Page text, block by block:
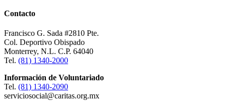
Contacto
Francisco G. Sada #2810 Pte.
Col. Deportivo Obispado
Monterrey, N.L. C.P. 64040
Tel. (81) 1340-2000
Información de Voluntariado
Tel. (81) 1340-2090
serviciosocial@caritas.org.mx